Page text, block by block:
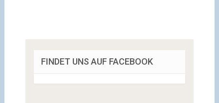
FINDET UNS AUF FACEBOOK